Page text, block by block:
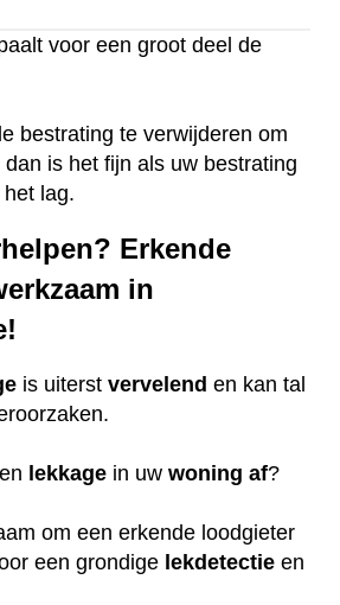
voor een groot deel de
bestrating te verwijderen om
is het fijn als uw bestrating
lag.
Erkende
in
is uiterst vervelend en kan tal
lekkage in uw woning af?
om een erkende loodgieter
een grondige lekdetectie en